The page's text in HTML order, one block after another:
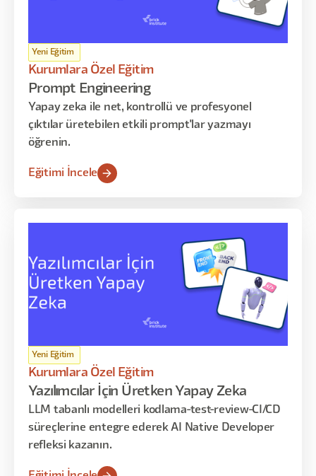
Yeni Eğitim
Kurumlara Özel Eğitim
Prompt Engineering
Yapay zeka ile net, kontrollü ve profesyonel
çıktılar üretebilen etkili prompt'lar yazmayı
öğrenin.
Eğitimi İncele
Yeni Eğitim
Kurumlara Özel Eğitim
Yazılımcılar İçin Üretken Yapay Zeka
LLM tabanlı modelleri kodlama-test-review-CI/CD
süreçlerine entegre ederek AI Native Developer
refleksi kazanın.